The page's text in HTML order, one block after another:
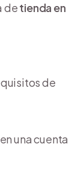
detienda en
de
una cuenta